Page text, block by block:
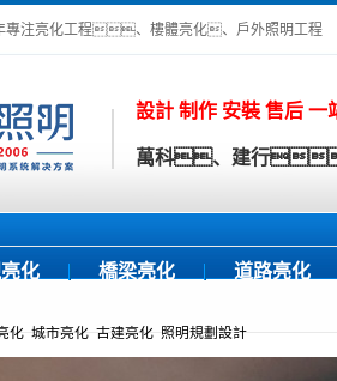
專注亮化工程、樓體亮化、戶外照明工程
設計 制作 安裝 售后 一
萬科、建行
化 橋梁亮化 道路亮化